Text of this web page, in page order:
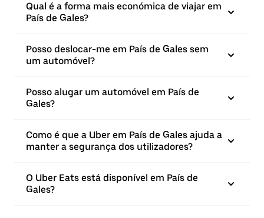
Qual é a forma mais económica de viajar em
País de Gales?
Posso deslocar-me em País de Gales sem
um automóvel?
Posso alugar um automóvel em País de
Gales?
Como é que a Uber em País de Gales ajuda a
manter a segurança dos utilizadores?
O Uber Eats está disponível em País de
Gales?